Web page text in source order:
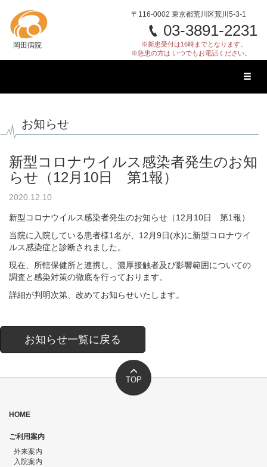
岡田病院
〒116-0002 東京都荒川区荒川5-3-1
03-3891-2231
※新患受付は16時までとなります。
※急患の方は いつでもお電話ください。
Toggle
お知らせ
新型コロナウイルス感染者発生のお知
らせ（12月10日 第1報）
2020.12.10
新型コロナウイルス感染者発生のお知らせ（12月10日 第1報）
当院に入院している患者様1名が、12月9日(水)に新型コロナウイ
ルス感染症と診断されました。
現在、所轄保健所と連携し、濃厚接触者及び影響範囲についての
調査と感染対策の徹底を行っております。
詳細が判明次第、改めてお知らせいたします。
お知らせ一覧に戻る
TOP
HOME
ご利用案内
外来案内
入院案内